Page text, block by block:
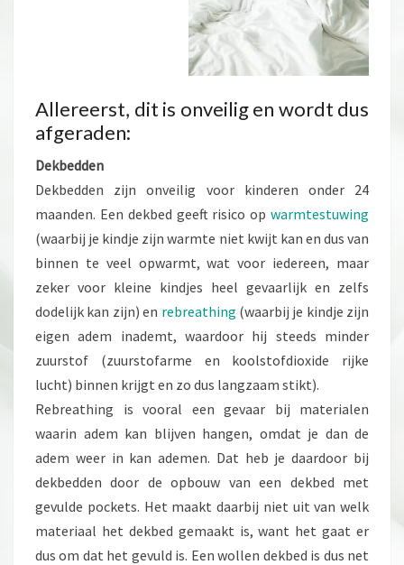
Allereerst, dit is onveilig en wordt dus
afgeraden:
Dekbedden
Dekbedden zijn onveilig voor kinderen onder 24
maanden. Een dekbed geeft risico op warmtestuwing
(waarbij je kindje zijn warmte niet kwijt kan en dus van
binnen te veel opwarmt, wat voor iedereen, maar
zeker voor kleine kindjes heel gevaarlijk en zelfs
dodelijk kan zijn) en rebreathing (waarbij je kindje zijn
eigen adem inademt, waardoor hij steeds minder
zuurstof (zuurstofarme en koolstofdioxide rijke
lucht) binnen krijgt en zo dus langzaam stikt).
Rebreathing is vooral een gevaar bij materialen
waarin adem kan blijven hangen, omdat je dan de
adem weer in kan ademen. Dat heb je daardoor bij
dekbedden door de opbouw van een dekbed met
gevulde pockets. Het maakt daarbij niet uit van welk
materiaal het dekbed gemaakt is, want het gaat er
dus om dat het gevuld is. Een wollen dekbed is dus net